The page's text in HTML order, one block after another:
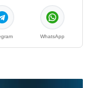
WhatsApp